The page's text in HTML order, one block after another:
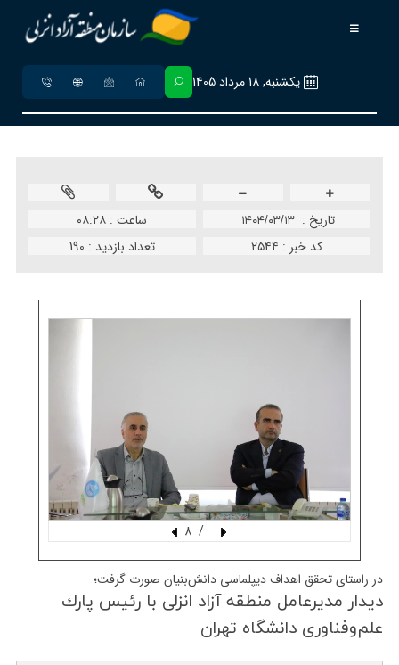
يکشنبه, 18 مرداد 1405
ساعت : ۰۸:۲۸ تاريخ : ۱۴۰۴/۰۳/۱۳
تعداد بازدید : 190 کد خبر : ۲۵۴۴
/ 8
در راستای تحقق اهداف دیپلماسی دانش‌بنیان صورت گرفت؛
دیدار مدیرعامل منطقه آزاد انزلی با رئیس پارك
علم‌وفناوری دانشگاه تهران